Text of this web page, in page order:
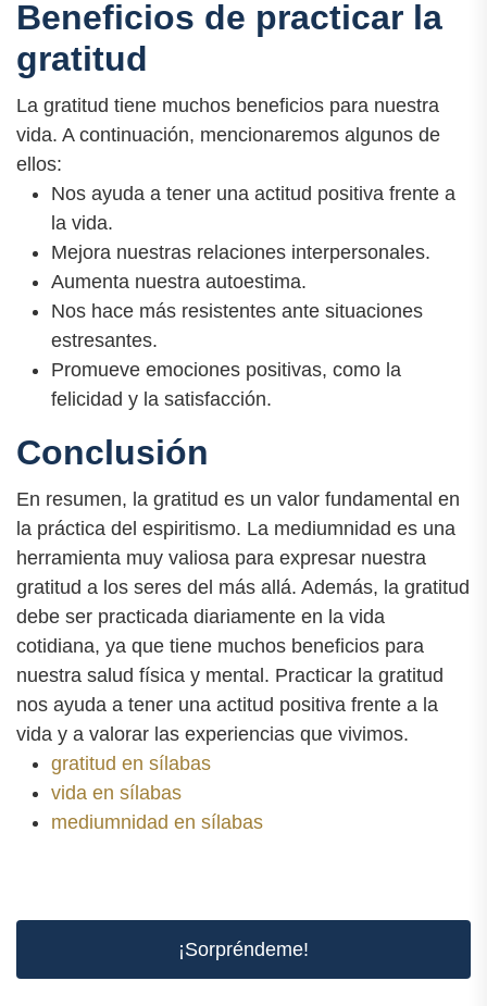
Beneficios de practicar la
gratitud
La gratitud tiene muchos beneficios para nuestra
vida. A continuación, mencionaremos algunos de
ellos:
Nos ayuda a tener una actitud positiva frente a
la vida.
Mejora nuestras relaciones interpersonales.
Aumenta nuestra autoestima.
Nos hace más resistentes ante situaciones
estresantes.
Promueve emociones positivas, como la
felicidad y la satisfacción.
Conclusión
En resumen, la gratitud es un valor fundamental en
la práctica del espiritismo. La mediumnidad es una
herramienta muy valiosa para expresar nuestra
gratitud a los seres del más allá. Además, la gratitud
debe ser practicada diariamente en la vida
cotidiana, ya que tiene muchos beneficios para
nuestra salud física y mental. Practicar la gratitud
nos ayuda a tener una actitud positiva frente a la
vida y a valorar las experiencias que vivimos.
gratitud en sílabas
vida en sílabas
mediumnidad en sílabas
¡Sorpréndeme!